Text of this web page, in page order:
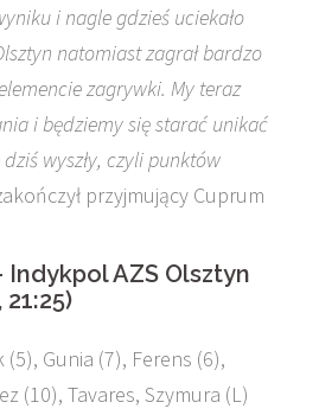
i nagle gdzieś uciekało
natomiast zagrał bardzo
zagrywki. My teraz
i będziemy się starać unikać
wyszły, czyli punktów
przyjmujący Cuprum
Indykpol AZS Olsztyn
21:25)
(5), Gunia (7), Ferens (6),
(10), Tavares, Szymura (L)